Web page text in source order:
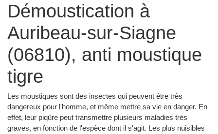
Démoustication à
Auribeau-sur-Siagne
(06810), anti moustique
tigre
Les moustiques sont des insectes qui peuvent être très
dangereux pour l'homme, et même mettre sa vie en danger. En
effet, leur piqûre peut transmettre plusieurs maladies très
graves, en fonction de l'espèce dont il s'agit. Les plus nuisibles